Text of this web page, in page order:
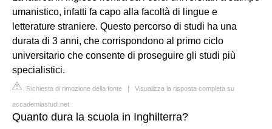
umanistico, infatti fa capo alla facoltà di lingue e
letterature straniere. Questo percorso di studi ha una
durata di 3 anni, che corrispondono al primo ciclo
universitario che consente di proseguire gli studi più
specialistici.
Richiesta di rimozione della fonte | Visualizza la risposta completa su
accademiastudi.net
Quanto dura la scuola in Inghilterra?